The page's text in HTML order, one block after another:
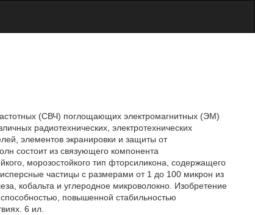
(СВЧ) поглощающих электромагнитных (ЭМ)
радиотехнических, электротехнических
элементов экранировки и защиты от
состоит из связующего компонента
морозостойкого тип фторсиликона, содержащего
частицы с размерами от 1 до 100 микрон из
кобальта и углеродное микроволокно. Изобретение
повышенной стабильностью
6 ил.